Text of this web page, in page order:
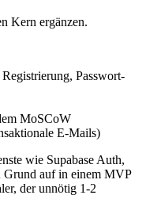
Kern ergänzen.
Passwort-
MoSCoW
E-Mails)
wie Supabase Auth,
auf in einem MVP
der unnötig 1-2